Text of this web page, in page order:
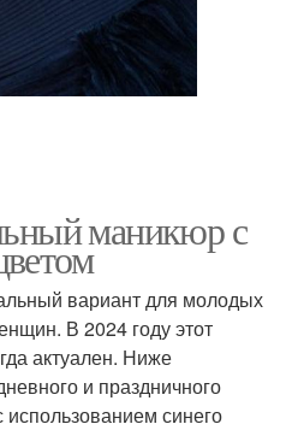
маникюр с
вариант для молодых
В 2024 году этот
актуален. Ниже
и праздничного
синего